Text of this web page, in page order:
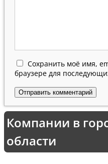
Сохранить моё имя,
браузере для
Компании в
области